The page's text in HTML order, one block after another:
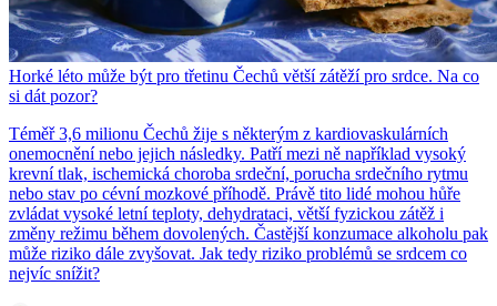
Horké léto může být pro třetinu Čechů větší zátěží pro srdce. Na co
si dát pozor?
Téměř 3,6 milionu Čechů žije s některým z kardiovaskulárních
onemocnění nebo jejich následky. Patří mezi ně například vysoký
krevní tlak, ischemická choroba srdeční, porucha srdečního rytmu
nebo stav po cévní mozkové příhodě. Právě tito lidé mohou hůře
zvládat vysoké letní teploty, dehydrataci, větší fyzickou zátěž i
změny režimu během dovolených. Častější konzumace alkoholu pak
může riziko dále zvyšovat. Jak tedy riziko problémů se srdcem co
nejvíc snížit?